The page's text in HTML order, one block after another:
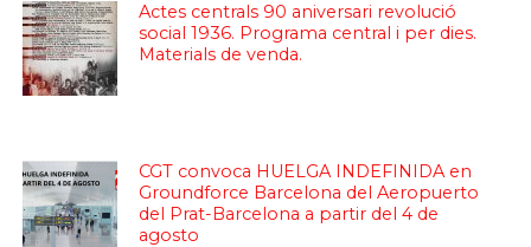
Actes centrals 90 aniversari revolució
social 1936. Programa central i per dies.
Materials de venda.
CGT convoca HUELGA INDEFINIDA en
Groundforce Barcelona del Aeropuerto
del Prat-Barcelona a partir del 4 de
agosto